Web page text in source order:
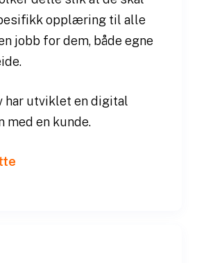
opplæring til alle
jobb for dem, både egne
har utviklet en digital
med en kunde.